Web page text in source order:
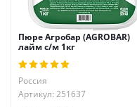
Пюре Агробар (AGROBAR)
лайм с/м 1кг
Россия
Артикул: 251637